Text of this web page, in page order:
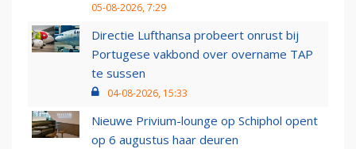
05-08-2026, 7:29
Directie Lufthansa probeert onrust bij
Portugese vakbond over overname TAP
te sussen
04-08-2026, 15:33
Nieuwe Privium-lounge op Schiphol opent
op 6 augustus haar deuren